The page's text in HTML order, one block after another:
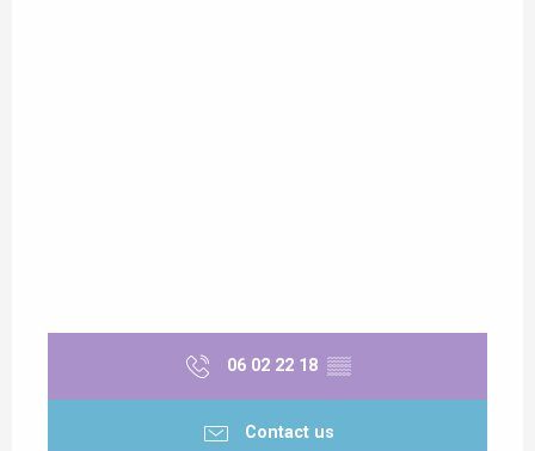
06 02 22 18 ▒▒
Contact us